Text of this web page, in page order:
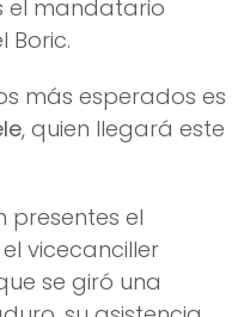
el mandatario
Boric.
más esperados es
, quien llegará este
presentes el
vicecanciller
se giró una